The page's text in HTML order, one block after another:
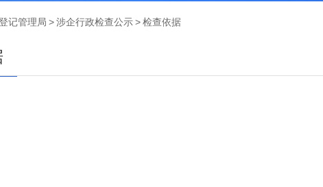
记管理局 >涉企行政检查公示>检查依据